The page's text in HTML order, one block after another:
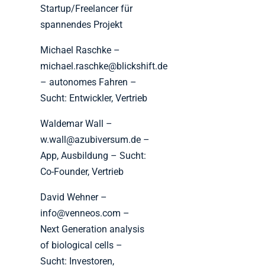
Startup/Freelancer für
spannendes Projekt
Michael Raschke –
michael.raschke@blickshift.de
– autonomes Fahren –
Sucht: Entwickler, Vertrieb
Waldemar Wall –
w.wall@azubiversum.de –
App, Ausbildung – Sucht:
Co-Founder, Vertrieb
David Wehner –
info@venneos.com –
Next Generation analysis
of biological cells –
Sucht: Investoren,